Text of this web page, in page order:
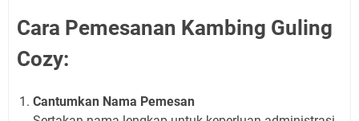
Cara Pemesanan Kambing Guling
Cozy:
Cantumkan Nama Pemesan